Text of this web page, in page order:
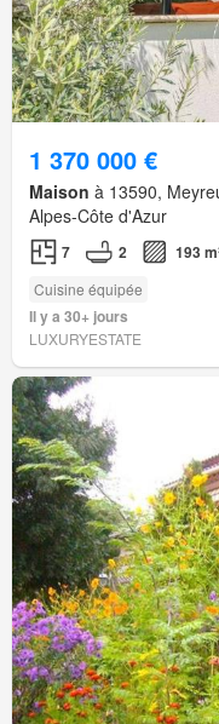
1 370 000 €
Maison à 13590,
Alpes-Côte d'Azur
7 2 193
Cuisine équipée
Il y a 30+ jours
LUXURYESTATE